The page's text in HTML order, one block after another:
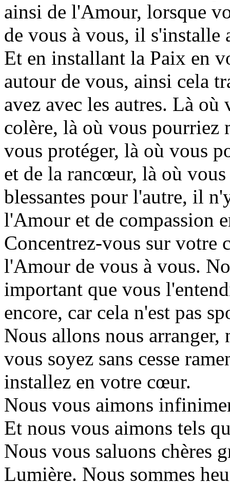
ainsi de l'Amour, lorsque
de vous à vous, il s'installe
Et en installant la Paix en
autour de vous, ainsi cela
avez avec les autres. Là
colère, là où vous pourriez
vous protéger, là où vous
et de la rancœur, là où
blessantes pour l'autre, il
l'Amour et de compassion
Concentrez-vous sur votre
l'Amour de vous à vous.
important que vous
encore, car cela n'est pas
Nous allons nous arranger,
vous soyez sans cesse
installez en votre cœur.
Nous vous aimons
Et nous vous aimons tels
Nous vous saluons chères
Lumière. Nous sommes